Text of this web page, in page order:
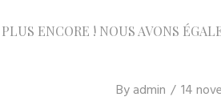
ENCORE ! NOUS AVONS
Byadmin 14